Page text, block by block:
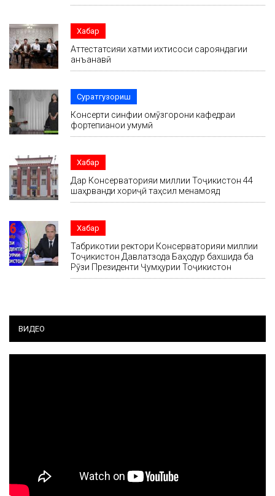
Хабар
Аттестатсияи хатми ихтисоси сарояндагии
анъанавӣ
Суратгузориш
Консерти синфии омӯзгорони кафедраи
фортепианои умумӣ
Хабар
Дар Консерваторияи миллии Тоҷикистон 44
шаҳрванди хориҷӣ таҳсил менамояд
Хабар
Табрикотии ректори Консерваторияи миллии
Тоҷикистон Давлатзода Баҳодур бахшида ба
Рӯзи Президенти Ҷумҳурии Тоҷикистон
ВИДЕО